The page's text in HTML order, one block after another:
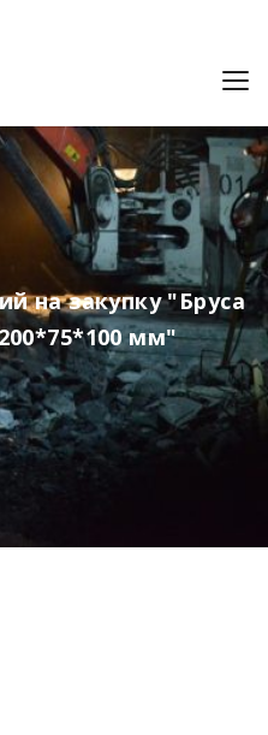
на закупку "Бруса
мм"